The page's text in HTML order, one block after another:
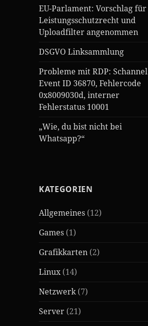
EU-Parlament: Vorschlag für
Leistungsschutzrecht und
Uploadfilter angenommen
DSGVO Linksammlung
Probleme mit RDP: Schannel
Event ID 36870, Fehlercode
0x8009030d, interner
Fehlerstatus 10001
„Wie, du bist nicht bei
Whatsapp?“
KATEGORIEN
Allgemeines (12)
Games (1)
Grafikkarten (2)
Linux(14)
Netzwerk(7)
Server (21)